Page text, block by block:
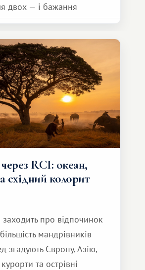
двох — і бажання
близької людини щось
незабутнє :)
RCI: океан,
східний колорит
про відпочинок
мандрівників
згадують Європу, Азію,
та острівні